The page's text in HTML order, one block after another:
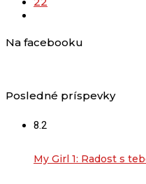
Na facebooku
Posledné príspevky
8.2
My Girl 1: Radost s